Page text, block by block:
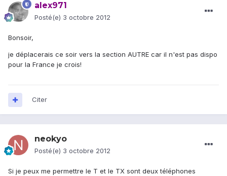
alex971
Posté(e) 3 octobre 2012
Bonsoir,
je déplacerais ce soir vers la section AUTRE car il n'est pas dispo
pour la France je crois!
Citer
neokyo
Posté(e) 3 octobre 2012
Si je peux me permettre le T et le TX sont deux téléphones